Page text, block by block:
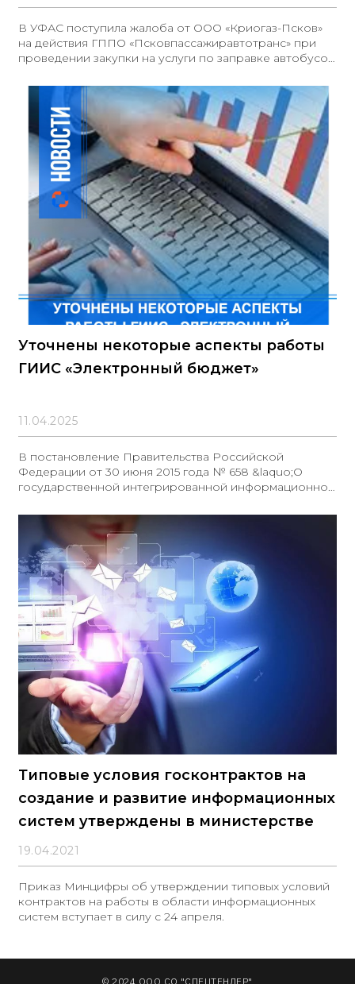
В УФАС поступила жалоба от ООО «Криогаз-Псков»
на действия ГППО «Псковпассажиравтотранс» при
проведении закупки на услуги по заправке автобусов
находиться не далее чем в 2х километрах от места
назначения заказчика по требованиям документации.
Только одна заправка, которая находилась в 580
метрах, подошла под данные требования
Уточнены некоторые аспекты работы
ГИИС «Электронный бюджет»
11.04.2025
В постановление Правительства Российской
Федерации от 30 июня 2015 года № 658 &laquo;О
государственной интегрированной информационной
&laquo;Электронный бюджет&raquo; внесены
изменения. В соответствии с поправками,
предусмотрены следующие положения: - Введение
новой функции системы &laquo;Электронный бюджет;
для автоматизированного мониторинга цен; -
Обеспечение доступа операторов системы к
информации, необходимой для реализации
автоматизированного мониторинга цен; -
Расширение
Типовые условия госконтрактов на
создание и развитие информационных
систем утверждены в министерстве
19.04.2021
Приказ Минцифры об утверждении типовых условий
контрактов на работы в области информационных
систем вступает в силу с 24 апреля.
© 2024 ООО СО "СПЕЦТЕНДЕР"